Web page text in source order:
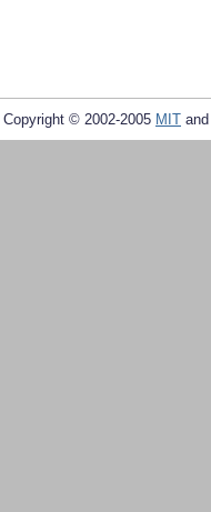
Copyright © 2002-2005 MIT